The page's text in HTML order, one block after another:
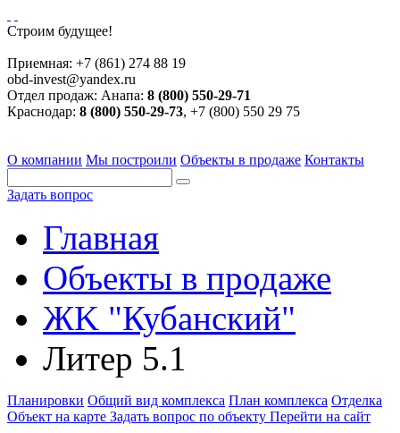
Строим будущее!
Приемная: +7 (861) 274 88 19
obd-invest@yandex.ru
Отдел продаж: Анапа: 8 (800) 550-29-71
Краснодар: 8 (800) 550-29-73, +7 (800) 550 29 75
О компании Мы построили Объекты в продаже Контакты
Задать вопрос
Главная
Объекты в продаже
ЖK "Кубанский"
Литер 5.1
Планировки Общий вид комплекса План комплекса Отделка
Объект на карте Задать вопрос по объекту Перейти на сайт